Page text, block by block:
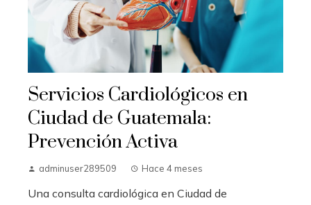
Servicios Cardiológicos en
Ciudad de Guatemala:
Prevención Activa
adminuser289509 Hace 4 meses
Una consulta cardiológica en Ciudad de